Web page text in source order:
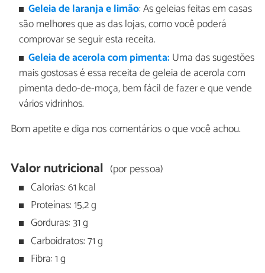
Geleia de laranja e limão: As geleias feitas em casas
são melhores que as das lojas, como você poderá
comprovar se seguir esta receita.
Geleia de acerola com pimenta: Uma das sugestões
mais gostosas é essa receita de geleia de acerola com
pimenta dedo-de-moça, bem fácil de fazer e que vende
vários vidrinhos.
Bom apetite e diga nos comentários o que você achou.
Valor nutricional (por pessoa)
Calorias: 61 kcal
Proteínas: 15,2 g
Gorduras: 31 g
Carboidratos: 71 g
Fibra: 1 g